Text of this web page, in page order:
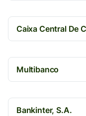
Caixa Central De
Multibanco
Bankinter, S.A.